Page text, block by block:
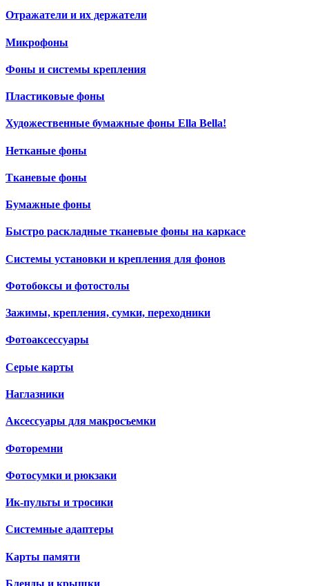
Отражатели и их держатели
Микрофоны
Фоны и системы крепления
Пластиковые фоны
Художественные бумажные фоны Ella Bella!
Нетканые фоны
Тканевые фоны
Бумажные фоны
Быстро раскладные тканевые фоны на каркасе
Системы установки и крепления для фонов
Фотобоксы и фотостолы
Зажимы, крепления, сумки, переходники
Фотоаксессуары
Серые карты
Наглазники
Аксессуары для макросъемки
Фоторемни
Фотосумки и рюкзаки
Ик-пульты и тросики
Системные адаптеры
Карты памяти
Бленды и крышки